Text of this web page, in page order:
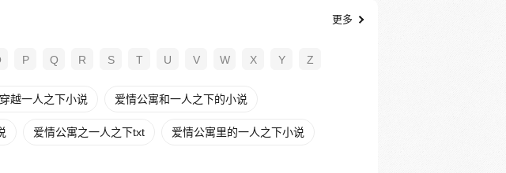
更多
P Q R S T U V W X Y Z
越一人之下小说 爱情公寓和一人之下的小说
爱情公寓之一人之下txt 爱情公寓里的一人之下小说